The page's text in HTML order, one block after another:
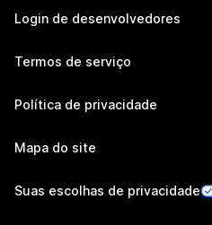
Login de desenvolvedores
Termos de serviço
Política de privacidade
Mapa do site
Suas escolhas de privacidade